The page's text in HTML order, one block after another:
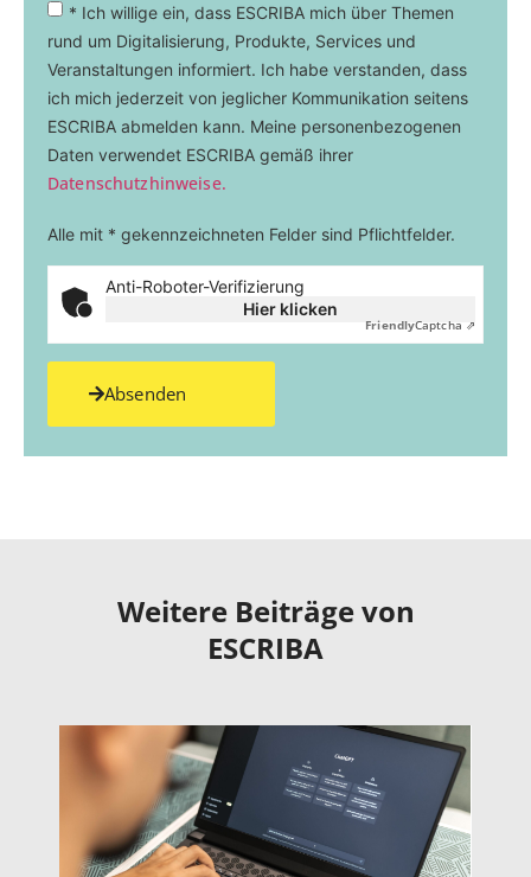
* Ich willige ein, dass ESCRIBA mich über Themen
rund um Digitalisierung, Produkte, Services und
Veranstaltungen informiert. Ich habe verstanden, dass
ich mich jederzeit von jeglicher Kommunikation seitens
ESCRIBA abmelden kann. Meine personenbezogenen
Daten verwendet ESCRIBA gemäß ihrer
Datenschutzhinweise.
Alle mit * gekennzeichneten Felder sind Pflichtfelder.
Anti-Roboter-Verifizierung
Hier klicken
FriendlyCaptcha ⇗
Absenden
Weitere Beiträge von
ESCRIBA